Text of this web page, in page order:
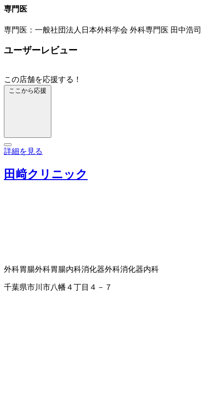
専門医
専門医：一般社団法人日本外科学会 外科専門医 田中浩司
ユーザーレビュー
この店舗を応援する！
ここから応援
詳細を見る
田﨑クリニック
外科胃腸外科胃腸内科消化器外科消化器内科
千葉県市川市八幡４丁目４－７